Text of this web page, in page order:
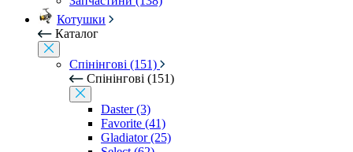
Котушки
Каталог
Спінінгові (151)
Спінінгові (151)
Daster (3)
Favorite (41)
Gladiator (25)